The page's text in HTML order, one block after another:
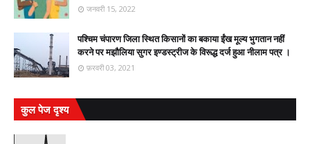
जनवरी 15, 2022
पश्चिम चंपारण जिला स्थित किसानों का बकाया ईंख मूल्य भुगतान नहीं
करने पर मझौलिया सुगर इण्डस्ट्रीज के विरूद्ध दर्ज हुआ नीलाम पत्र ।
फ़रवरी 03, 2021
कुल पेज दृश्य